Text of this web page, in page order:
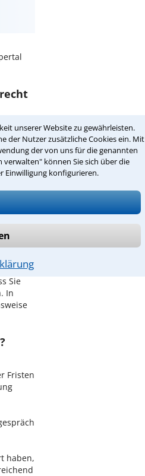
unserer Website zu gewährleisten.
der Nutzer zusätzliche Cookies ein. Mit
der von uns für die genannten
verwalten" können Sie sich über die
Einwilligung konfigurieren.
Sie
In
Fristen
haben,